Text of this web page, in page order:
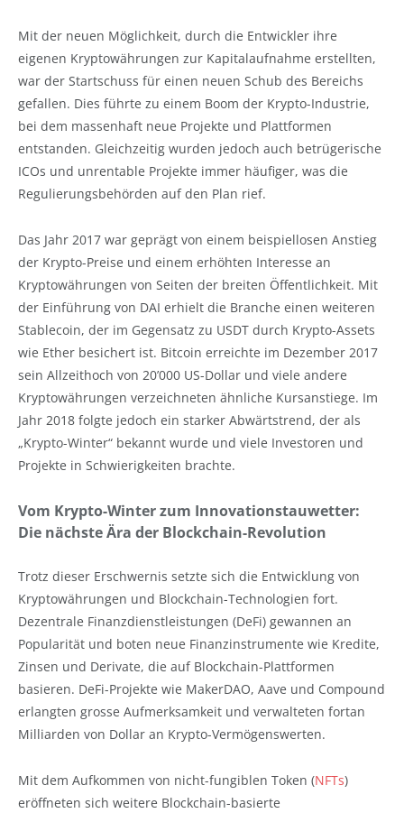
Mit der neuen Möglichkeit, durch die Entwickler ihre
eigenen Kryptowährungen zur Kapitalaufnahme erstellten,
war der Startschuss für einen neuen Schub des Bereichs
gefallen. Dies führte zu einem Boom der Krypto-Industrie,
bei dem massenhaft neue Projekte und Plattformen
entstanden. Gleichzeitig wurden jedoch auch betrügerische
ICOs und unrentable Projekte immer häufiger, was die
Regulierungsbehörden auf den Plan rief.
Das Jahr 2017 war geprägt von einem beispiellosen Anstieg
der Krypto-Preise und einem erhöhten Interesse an
Kryptowährungen von Seiten der breiten Öffentlichkeit. Mit
der Einführung von DAI erhielt die Branche einen weiteren
Stablecoin, der im Gegensatz zu USDT durch Krypto-Assets
wie Ether besichert ist. Bitcoin erreichte im Dezember 2017
sein Allzeithoch von 20’000 US-Dollar und viele andere
Kryptowährungen verzeichneten ähnliche Kursanstiege. Im
Jahr 2018 folgte jedoch ein starker Abwärtstrend, der als
„Krypto-Winter“ bekannt wurde und viele Investoren und
Projekte in Schwierigkeiten brachte.
Vom Krypto-Winter zum Innovationstauwetter:
Die nächste Ära der Blockchain-Revolution
Trotz dieser Erschwernis setzte sich die Entwicklung von
Kryptowährungen und Blockchain-Technologien fort.
Dezentrale Finanzdienstleistungen (DeFi) gewannen an
Popularität und boten neue Finanzinstrumente wie Kredite,
Zinsen und Derivate, die auf Blockchain-Plattformen
basieren. DeFi-Projekte wie MakerDAO, Aave und Compound
erlangten grosse Aufmerksamkeit und verwalteten fortan
Milliarden von Dollar an Krypto-Vermögenswerten.
Mit dem Aufkommen von nicht-fungiblen Token (NFTs)
eröffneten sich weitere Blockchain-basierte